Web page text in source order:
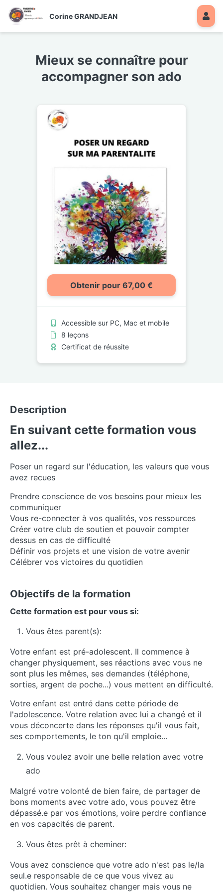
Corine GRANDJEAN
Mieux se connaître pour
accompagner son ado
Obtenir pour 67,00 €
Accessible sur PC, Mac et mobile
8 leçons
Certificat de réussite
Description
En suivant cette formation vous
allez...
Poser un regard sur l'éducation, les valeurs que vous
avez recues
Prendre conscience de vos besoins pour mieux les
communiquer
Vous re-connecter à vos qualités, vos ressources
Créer votre club de soutien et pouvoir compter
dessus en cas de difficulté
Définir vos projets et une vision de votre avenir
Célébrer vos victoires du quotidien
Objectifs de la formation
Cette formation est pour vous si:
Vous êtes parent(s):
Votre enfant est pré-adolescent. Il commence à
changer physiquement, ses réactions avec vous ne
sont plus les mêmes, ses demandes (téléphone,
sorties, argent de poche...) vous mettent en difficulté.
Votre enfant est entré dans cette période de
l'adolescence. Votre relation avec lui a changé et il
vous déconcerte dans les réponses qu'il vous fait,
ses comportements, le ton qu'il emploie...
Vous voulez avoir une belle relation avec votre
ado
Malgré votre volonté de bien faire, de partager de
bons moments avec votre ado, vous pouvez être
dépassé.e par vos émotions, voire perdre confiance
en vos capacités de parent.
Vous êtes prêt à cheminer:
Vous avez conscience que votre ado n'est pas le/la
seul.e responsable de ce que vous vivez au
quotidien. Vous souhaitez changer mais vous ne